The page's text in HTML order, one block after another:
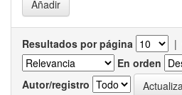
Resultados por página |
En orden
Autor/registro